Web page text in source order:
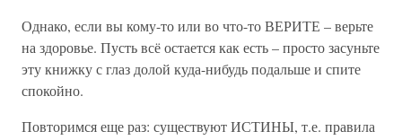
Однако, если вы кому-то или во что-то ВЕРИТЕ – верьте
на здоровье. Пусть всё остается как есть – просто засуньте
эту книжку с глаз долой куда-нибудь подальше и спите
спокойно.
Повторимся еще раз: существуют ИСТИНЫ, т.е. правила